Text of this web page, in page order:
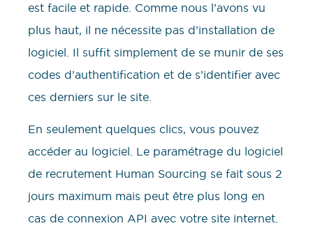
est facile et rapide. Comme nous l’avons vu
plus haut, il ne nécessite pas d’installation de
logiciel. Il suffit simplement de se munir de ses
codes d’authentification et de s’identifier avec
ces derniers sur le site.
En seulement quelques clics, vous pouvez
accéder au logiciel. Le paramétrage du logiciel
de recrutement Human Sourcing se fait sous 2
jours maximum mais peut être plus long en
cas de connexion API avec votre site internet.